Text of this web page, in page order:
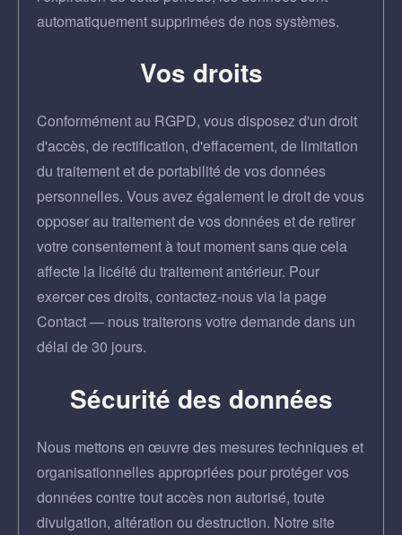
automatiquement supprimées de nos systèmes.
Vos droits
Conformément au RGPD, vous disposez d'un droit
d'accès, de rectification, d'effacement, de limitation
du traitement et de portabilité de vos données
personnelles. Vous avez également le droit de vous
opposer au traitement de vos données et de retirer
votre consentement à tout moment sans que cela
affecte la licéité du traitement antérieur. Pour
exercer ces droits, contactez-nous via la page
Contact — nous traiterons votre demande dans un
délai de 30 jours.
Sécurité des données
Nous mettons en œuvre des mesures techniques et
organisationnelles appropriées pour protéger vos
données contre tout accès non autorisé, toute
divulgation, altération ou destruction. Notre site